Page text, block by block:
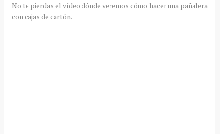
No te pierdas el vídeo dónde veremos cómo hacer una pañalera
con cajas de cartón.